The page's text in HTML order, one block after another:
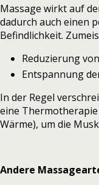
Massage wirkt auf
dadurch auch einen
Befindlichkeit.
Reduzierung
Entspannung
In der Regel
eine
Wärme), um die
Andere